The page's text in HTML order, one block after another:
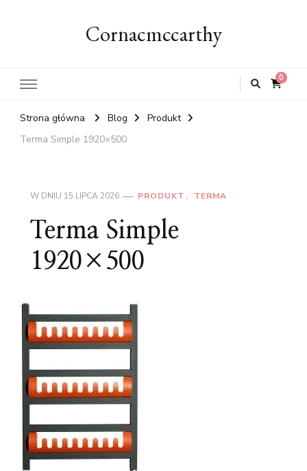
Cornacmccarthy
0
Strona główna Blog
Produkt
Terma Simple 1920×500
W DNIU 15 LIPCA 2026 PRODUKT TERMA
Terma Simple
1920×500